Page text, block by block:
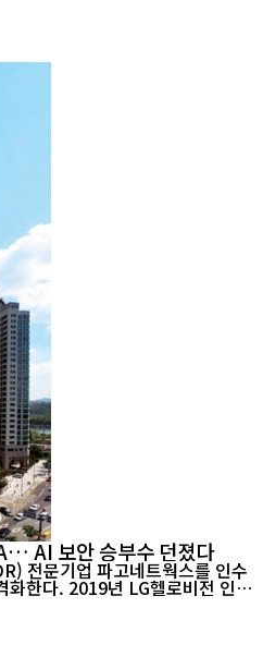
AI 보안 승부수 던졌다
전문기업 파고네트웍스를 인수
로비전 인수
으로, AI 시대를 겨냥한 첫 대형
근
략의 첫 실행 사례다. 생성형 AI와
고도화되...